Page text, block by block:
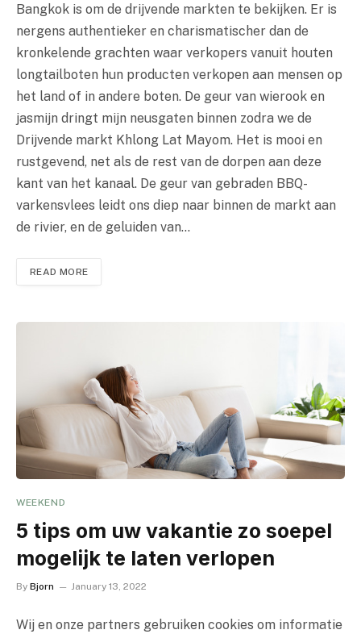
Bangkok is om de drijvende markten te bekijken. Er is
nergens authentieker en charismatischer dan de
kronkelende grachten waar verkopers vanuit houten
longtailboten hun producten verkopen aan mensen op
het land of in andere boten. De geur van wierook en
jasmijn dringt mijn neusgaten binnen zodra we de
Drijvende markt Khlong Lat Mayom. Het is mooi en
rustgevend, net als de rest van de dorpen aan deze
kant van het kanaal. De geur van gebraden BBQ-
varkensvlees leidt ons diep naar binnen de markt aan
de rivier, en de geluiden van…
READ MORE
WEEKEND
5 tips om uw vakantie zo soepel
mogelijk te laten verlopen
By Bjorn January 13, 2022
Wij en onze partners gebruiken cookies om informatie